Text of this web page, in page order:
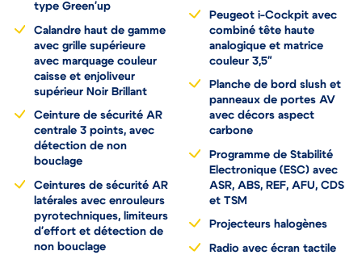
type Green'up
Calandre haut de gamme
avec grille supérieure
avec marquage couleur
caisse et enjoliveur
supérieur Noir Brillant
Ceinture de sécurité AR
centrale 3 points, avec
détection de non
bouclage
Ceintures de sécurité AR
latérales avec enrouleurs
pyrotechniques, limiteurs
d'effort et détection de
non bouclage
Peugeot i-Cockpit avec
combiné tête haute
analogique et matrice
couleur 3,5"
Planche de bord slush et
panneaux de portes AV
avec décors aspect
carbone
Programme de Stabilité
Electronique (ESC) avec
ASR, ABS, REF, AFU, CDS
et TSM
Projecteurs halogènes
Radio avec écran tactile